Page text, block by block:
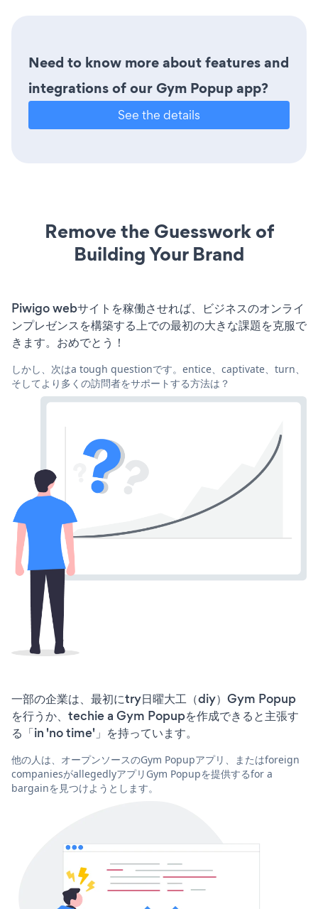
Need to know more about features and
integrations of our Gym Popup app?
See the details
Remove the Guesswork of
Building Your Brand
Piwigo webサイトを稼働させれば、ビジネスのオンライ
ンプレゼンスを構築する上での最初の大きな課題を克服で
きます。おめでとう！
しかし、次はa tough questionです。entice、captivate、turn、
そしてより多くの訪問者をサポートする方法は？
一部の企業は、最初にtry日曜大工（diy）Gym Popup
を行うか、techie a Gym Popupを作成できると主張す
る「in 'no time'」を持っています。
他の人は、オープンソースのGym Popupアプリ、またはforeign
companiesがallegedlyアプリGym Popupを提供するfor a
bargainを見つけようとします。